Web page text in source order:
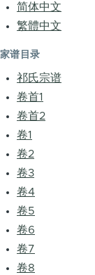
简体中文
繁體中文
家谱目录
祁氏宗谱
卷首1
卷首2
卷1
卷2
卷3
卷4
卷5
卷6
卷7
卷8